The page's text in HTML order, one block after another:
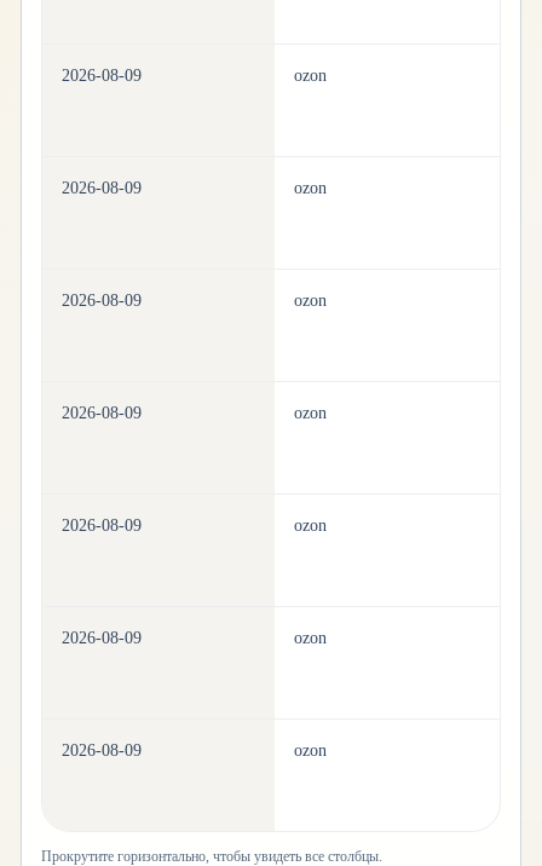
2026-08-09 ozon
2026-08-09 ozon
2026-08-09 ozon
2026-08-09 ozon
2026-08-09 ozon
2026-08-09 ozon
2026-08-09 ozon
Прокрутите горизонтально, чтобы увидеть все столбцы.